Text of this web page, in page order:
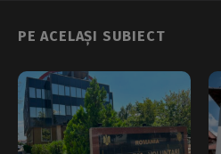
PE ACELAȘI SUBIECT